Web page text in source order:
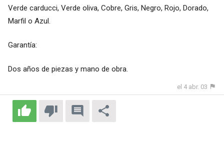
Verde carducci, Verde oliva, Cobre, Gris, Negro, Rojo, Dorado,
Marfil o Azul.
Garantía:
Dos años de piezas y mano de obra.
el 4 abr. 03